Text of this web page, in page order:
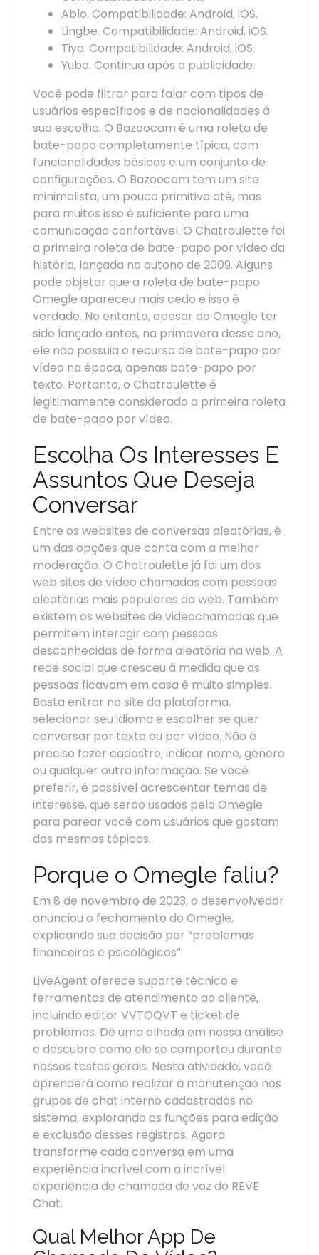
Ablo. Compatibilidade: Android, iOS.
Lingbe. Compatibilidade: Android, iOS.
Tiya. Compatibilidade: Android, iOS.
Yubo. Continua após a publicidade.
Você pode filtrar para falar com tipos de
usuários específicos e de nacionalidades à
sua escolha. O Bazoocam é uma roleta de
bate-papo completamente típica, com
funcionalidades básicas e um conjunto de
configurações. O Bazoocam tem um site
minimalista, um pouco primitivo até, mas
para muitos isso é suficiente para uma
comunicação confortável. O Chatroulette foi
a primeira roleta de bate-papo por vídeo da
história, lançada no outono de 2009. Alguns
pode objetar que a roleta de bate-papo
Omegle apareceu mais cedo e isso é
verdade. No entanto, apesar do Omegle ter
sido lançado antes, na primavera desse ano,
ele não possuia o recurso de bate-papo por
vídeo na época, apenas bate-papo por
texto. Portanto, o Chatroulette é
legitimamente considerado a primeira roleta
de bate-papo por vídeo.
Escolha Os Interesses E
Assuntos Que Deseja
Conversar
Entre os websites de conversas aleatórias, é
um das opções que conta com a melhor
moderação. O Chatroulette já foi um dos
web sites de vídeo chamadas com pessoas
aleatórias mais populares da web. Também
existem os websites de videochamadas que
permitem interagir com pessoas
desconhecidas de forma aleatória na web. A
rede social que cresceu à medida que as
pessoas ficavam em casa é muito simples.
Basta entrar no site da plataforma,
selecionar seu idioma e escolher se quer
conversar por texto ou por vídeo. Não é
preciso fazer cadastro, indicar nome, gênero
ou qualquer outra informação. Se você
preferir, é possível acrescentar temas de
interesse, que serão usados pelo Omegle
para parear você com usuários que gostam
dos mesmos tópicos.
Porque o Omegle faliu?
Em 8 de novembro de 2023, o desenvolvedor
anunciou o fechamento do Omegle,
explicando sua decisão por “problemas
financeiros e psicológicos”.
LiveAgent oferece suporte técnico e
ferramentas de atendimento ao cliente,
incluindo editor VVTOQVT e ticket de
problemas. Dê uma olhada em nossa análise
e descubra como ele se comportou durante
nossos testes gerais. Nesta atividade, você
aprenderá como realizar a manutenção nos
grupos de chat interno cadastrados no
sistema, explorando as funções para edição
e exclusão desses registros. Agora
transforme cada conversa em uma
experiência incrível com a incrível
experiência de chamada de voz do REVE
Chat.
Qual Melhor App De